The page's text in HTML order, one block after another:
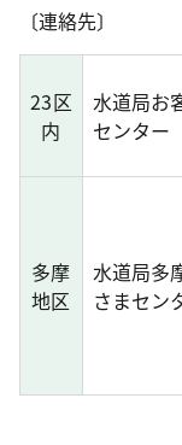
〔連絡先〕
23区
内
水道局お
センター
多摩
地区
水道局多
さまセン